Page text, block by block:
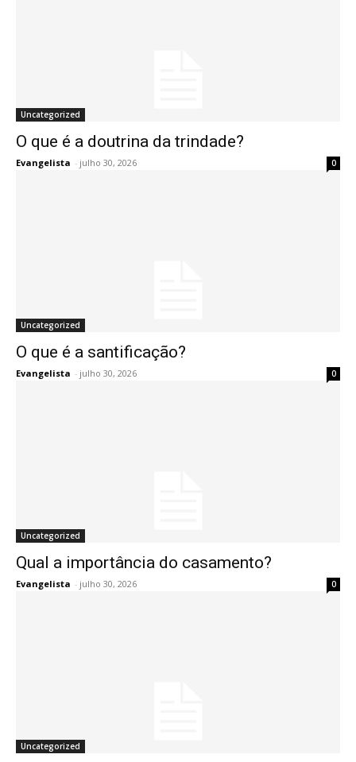
Uncategorized
O que é a doutrina da trindade?
Evangelista - julho 30, 2026 0
Uncategorized
O que é a santificação?
Evangelista - julho 30, 2026 0
Uncategorized
Qual a importância do casamento?
Evangelista - julho 30, 2026 0
Uncategorized